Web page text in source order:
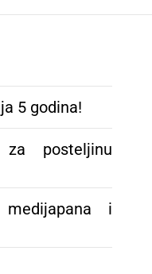
5 godina!
za posteljinu
i